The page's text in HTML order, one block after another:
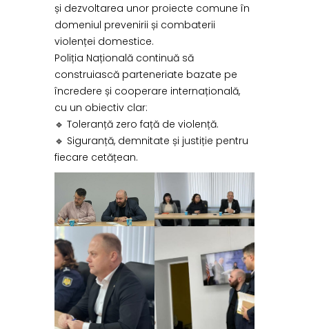
și dezvoltarea unor proiecte comune în
domeniul prevenirii și combaterii
violenței domestice.
Poliția Națională continuă să
construiască parteneriate bazate pe
încredere și cooperare internațională,
cu un obiectiv clar:
🔹 Toleranță zero față de violență.
🔹 Siguranță, demnitate și justiție pentru
fiecare cetățean.